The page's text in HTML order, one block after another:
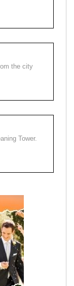
the city
Tower.